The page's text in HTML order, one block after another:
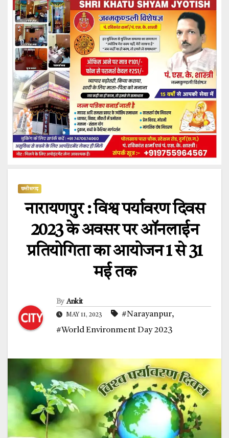
छत्तीसगढ़
नारायणपुर : विश्व पर्यावरण दिवस
2023 के अवसर पर ऑनलाईन
प्रतियोगिता का आयोजन 1 से 31
मई तक
By Ankit
MAY 11, 2023 #Narayanpur,
#World Environment Day 2023